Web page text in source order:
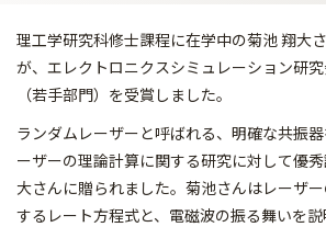
理工学研究科修士課程に在学中の菊池 翔大さ
が、エレクトロニクスシミュレーション研
（若手部門）を受賞しました。
ランダムレーザーと呼ばれる、明確な共振
ーザーの理論計算に関する研究に対して優
大さんに贈られました。菊池さんはレーザ
するレート方程式と、電磁波の振る舞いを